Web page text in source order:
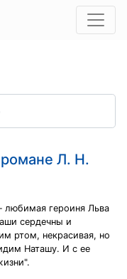
Л. Н.
любимая героиня Льва
сердечны и
ртом, некрасивая, но
Наташу. И с ее